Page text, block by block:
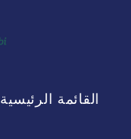
القائمة الرئيسية